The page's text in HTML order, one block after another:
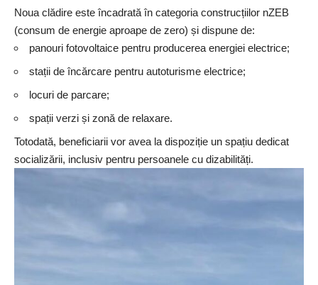
Noua clădire este încadrată în categoria construcțiilor nZEB
(consum de energie aproape de zero) și dispune de:
panouri fotovoltaice pentru producerea energiei electrice;
stații de încărcare pentru autoturisme electrice;
locuri de parcare;
spații verzi și zonă de relaxare.
Totodată, beneficiarii vor avea la dispoziție un spațiu dedicat
socializării, inclusiv pentru persoanele cu dizabilități.